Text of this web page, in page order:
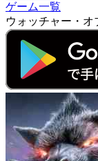
ゲーム一覧
ウォッチャー・